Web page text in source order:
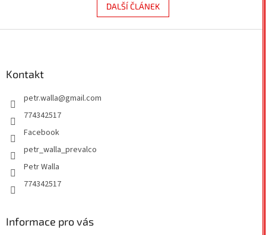
DALŠÍ ČLÁNEK
Kontakt
petr.walla@gmail.com
774342517
Facebook
petr_walla_prevalco
Petr Walla
774342517
Informace pro vás